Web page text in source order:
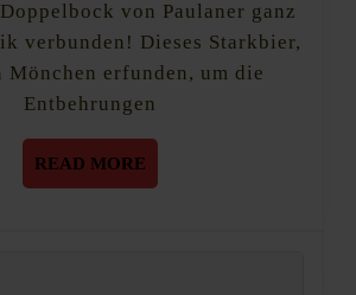
Wochenende
von Paulaner ganz
verbunden! Dieses Starkbier,
Mönchen erfunden, um die
Entbehrungen
READ MORE
MORE